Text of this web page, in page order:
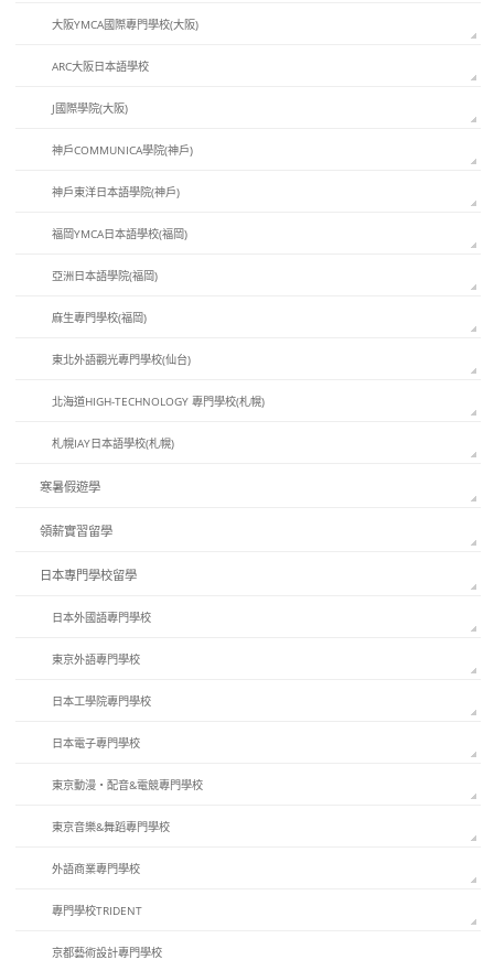
大阪YMCA國際專門學校(大阪)
ARC大阪日本語學校
J國際學院(大阪)
神戶COMMUNICA學院(神戶)
神戶東洋日本語學院(神戶)
福岡YMCA日本語學校(福岡)
亞洲日本語學院(福岡)
麻生專門學校(福岡)
東北外語觀光專門學校(仙台)
北海道HIGH-TECHNOLOGY 專門學校(札幌)
札幌IAY日本語學校(札幌)
寒暑假遊學
領薪實習留學
日本專門學校留學
日本外國語專門學校
東京外語專門學校
日本工學院專門學校
日本電子專門學校
東京動漫・配音&電競專門學校
東京音樂&舞蹈專門學校
外語商業專門學校
專門學校TRIDENT
京都藝術設計專門學校